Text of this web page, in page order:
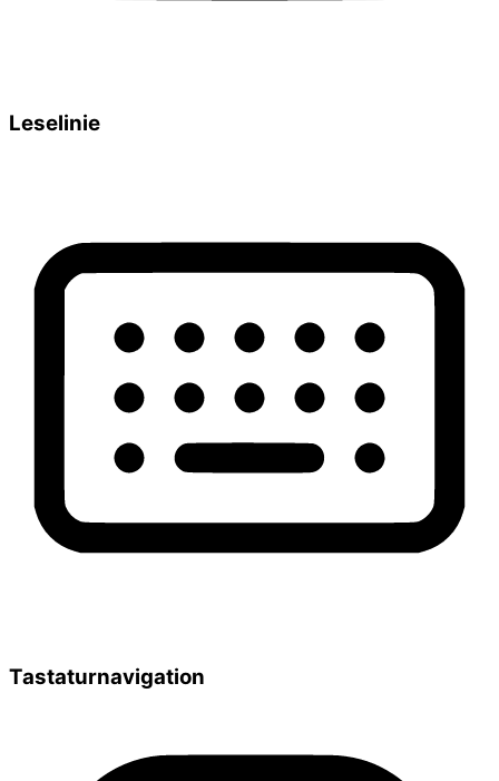
Leselinie
Tastaturnavigation